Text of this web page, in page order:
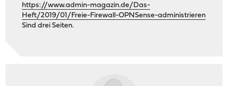
https://www.admin-magazin.de/Das-
Heft/2019/01/Freie-Firewall-OPNSense-administrieren
Sind drei Seiten.